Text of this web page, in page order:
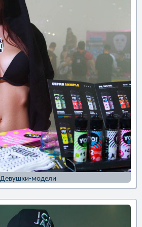
Девушки-модели